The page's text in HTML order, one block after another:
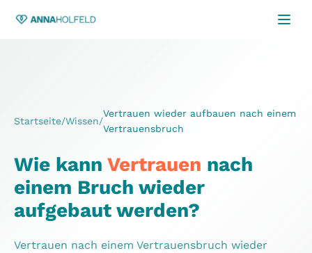
Startseite/Wissen/
Vertrauen wieder aufbauen nach einem
Vertrauensbruch
Wie kann Vertrauen nach
einem Bruch wieder
aufgebaut werden?
Vertrauen nach einem Vertrauensbruch wieder